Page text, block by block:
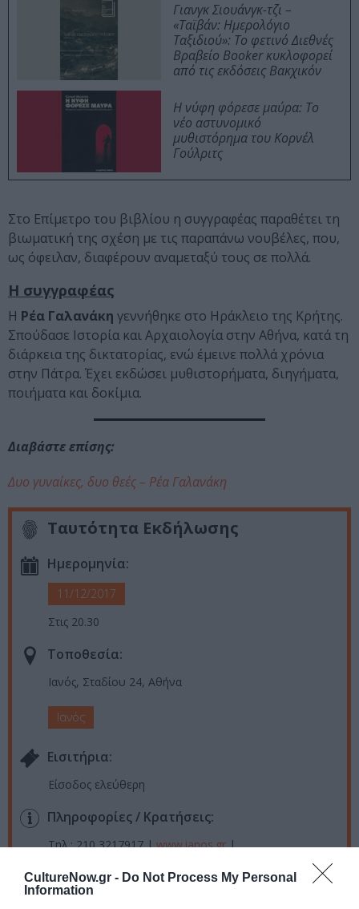
CultureNow.gr - Do Not Process My Personal
Information
Γιανγκ Σιουάνγκ-τζι –
«Ταϊβάν: Ημερολόγιο
Ταξιδιού»: Το φετινό Διεθνές
Βραβείο Booker κυκλοφορεί
από τις εκδόσεις Βακχικόν
Η νύφη φόρεσε μαύρα: Το
νέο αστυνομικό
μυθιστόρημα του Κορνέλ
Γούλριτς
Στο Επίμετρο του βιβλίου η συγγραφέας παραθέτει τη
βιωματική της σχέση με τις παραπάνω νουβέλες, που,
ως όφειλαν, διαφέρουν αναμεταξύ τους σε πολλά.
Η συγγραφέας
Η Ρέα Γαλανάκη γεννήθηκε στο Ηράκλειο της Κρήτης.
Σπούδασε Ιστορία και Αρχαιολογία στην Αθήνα, κατά τη
διάρκεια της δικτατορίας, ενώ έμεινε πολλά χρόνια
στην Πάτρα. Έχει εκδώσει μυθιστορήματα, διηγήματα,
ποιήματα και δοκίμια.
Διαβάστε επίσης:
Δυο γυναίκες, δυο θεές – Ρέα Γαλανάκη
Ταυτότητα Εκδήλωσης
Ημερομηνία:
11/12/2017
Στις 20.30
Τοποθεσία:
Ιανός, Σταδίου 24, Αθήνα
Ιανός
Eισιτήρια:
Είσοδος ελεύθερη
Πληροφορίες / Κρατήσεις:
Τηλ.: 210 3217917 |www.ianos.gr|